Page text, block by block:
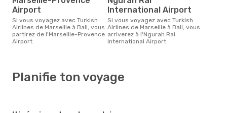
Airport
Si vous voyagez avec Turkish
Airlines de Marseille à Bali, vous
partirez de l'Marseille-Provence
Airport.
International Airport
Si vous voyagez avec Turkish
Airlines de Marseille à Bali, vous
arriverez à l'Ngurah Rai
International Airport.
Planifie ton voyage